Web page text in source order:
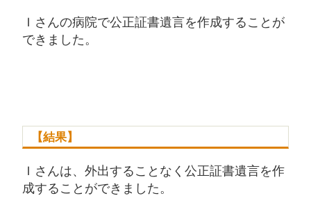
Ｉさんの病院で公正証書遺言を作成することが
できました。
【結果】
Ｉさんは、外出することなく公正証書遺言を作
成することができました。